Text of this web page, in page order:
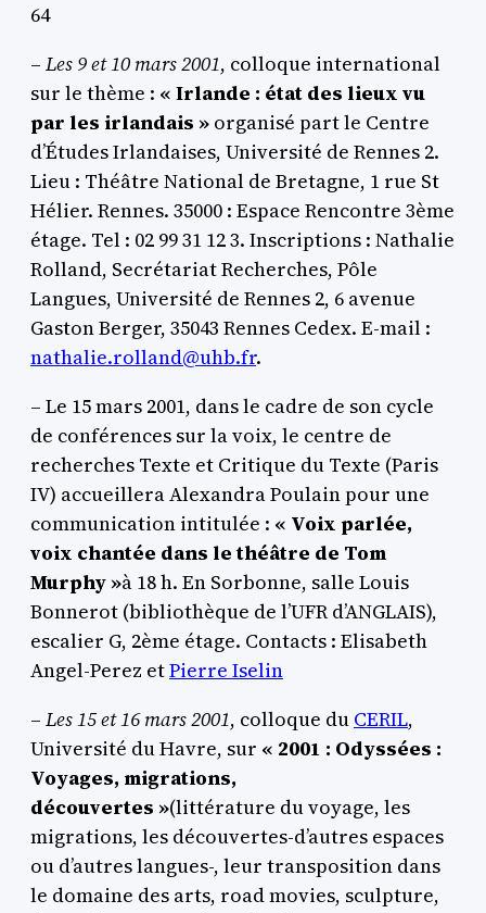
64
– Les 9 et 10 mars 2001, colloque international
sur le thème : « Irlande : état des lieux vu
par les irlandais » organisé part le Centre
d’Études Irlandaises, Université de Rennes 2.
Lieu : Théâtre National de Bretagne, 1 rue St
Hélier. Rennes. 35000 : Espace Rencontre 3ème
étage. Tel : 02 99 31 12 3. Inscriptions : Nathalie
Rolland, Secrétariat Recherches, Pôle
Langues, Université de Rennes 2, 6 avenue
Gaston Berger, 35043 Rennes Cedex. E-mail :
nathalie.rolland@uhb.fr.
– Le 15 mars 2001, dans le cadre de son cycle
de conférences sur la voix, le centre de
recherches Texte et Critique du Texte (Paris
IV) accueillera Alexandra Poulain pour une
communication intitulée : « Voix parlée,
voix chantée dans le théâtre de Tom
Murphy »à 18 h. En Sorbonne, salle Louis
Bonnerot (bibliothèque de l’UFR d’ANGLAIS),
escalier G, 2ème étage. Contacts : Elisabeth
Angel-Perez etPierre Iselin
– Les 15 et 16 mars 2001, colloque du CERIL,
Université du Havre, sur « 2001 : Odyssées :
Voyages, migrations,
découvertes »(littérature du voyage, les
migrations, les découvertes-d’autres espaces
ou d’autres langues-, leur transposition dans
le domaine des arts, road movies, sculpture,